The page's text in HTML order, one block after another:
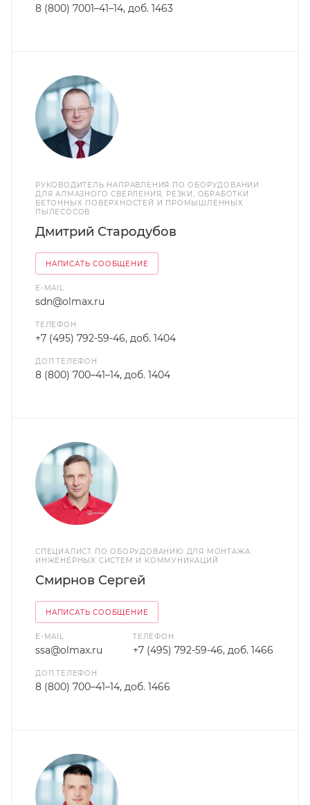
8 (800) 7001–41–14, доб. 1463
РУКОВОДИТЕЛЬ НАПРАВЛЕНИЯ ПО ОБОРУДОВАНИИ
ДЛЯ АЛМАЗНОГО СВЕРЛЕНИЯ, РЕЗКИ, ОБРАБОТКИ
БЕТОННЫХ ПОВЕРХНОСТЕЙ И ПРОМЫШЛЕННЫХ
ПЫЛЕСОСОВ
Дмитрий Стародубов
НАПИСАТЬ СООБЩЕНИЕ
E-MAIL
sdn@olmax.ru
ТЕЛЕФОН
+7 (495) 792-59-46, доб. 1404
ДОП.ТЕЛЕФОН
8 (800) 700–41–14, доб. 1404
СПЕЦИАЛИСТ ПО ОБОРУДОВАНИЮ ДЛЯ МОНТАЖА
ИНЖЕНЕРНЫХ СИСТЕМ И КОММУНИКАЦИЙ
Смирнов Сергей
НАПИСАТЬ СООБЩЕНИЕ
E-MAIL
ssa@olmax.ru
ТЕЛЕФОН
+7 (495) 792-59-46, доб. 1466
ДОП.ТЕЛЕФОН
8 (800) 700–41–14, доб. 1466